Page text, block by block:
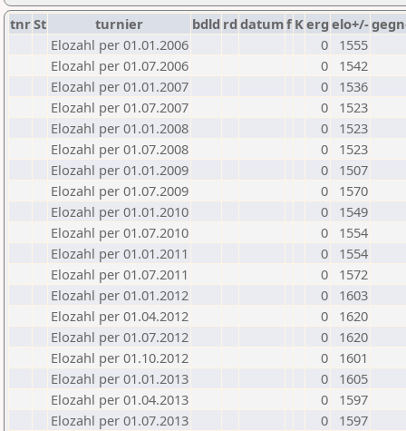
tnrSt turnier bdld rd datumf Kerg elo+/-
Elozahl per 01.01.2006
0
1555
Elozahl per 01.07.2006
0
1542
Elozahl per 01.01.2007
0
1536
Elozahl per 01.07.2007
0
1523
Elozahl per 01.01.2008
0
1523
Elozahl per 01.07.2008
0
1523
Elozahl per 01.01.2009
0
1507
Elozahl per 01.07.2009
0
1570
Elozahl per 01.01.2010
0
1549
Elozahl per 01.07.2010
0
1554
Elozahl per 01.01.2011
0
1554
Elozahl per 01.07.2011
0
1572
Elozahl per 01.01.2012
0
1603
Elozahl per 01.04.2012
0
1620
Elozahl per 01.07.2012
0
1620
Elozahl per 01.10.2012
0
1601
Elozahl per 01.01.2013
0
1605
Elozahl per 01.04.2013
0
1597
Elozahl per 01.07.2013
0
1597